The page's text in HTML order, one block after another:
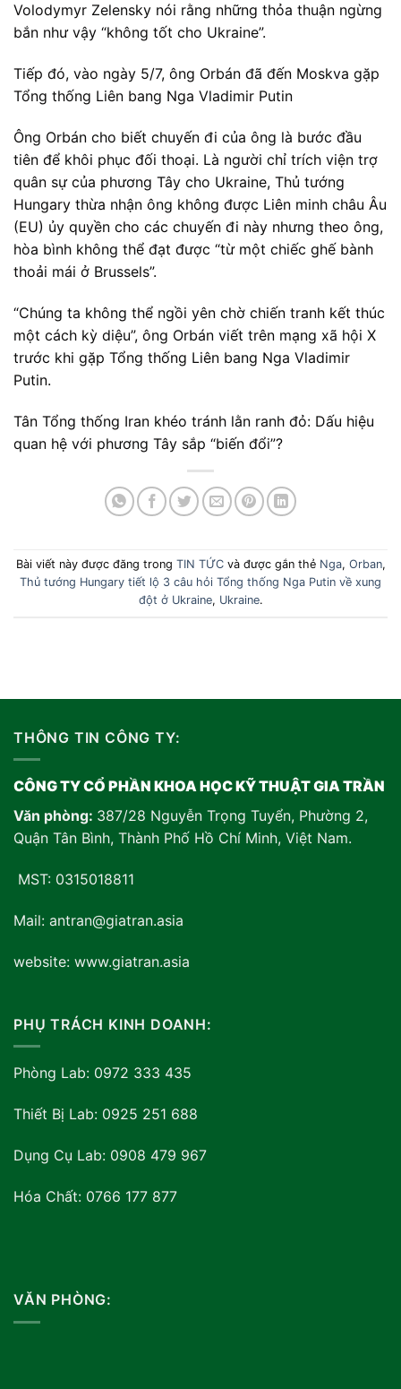
Volodymyr Zelensky nói rằng những thỏa thuận ngừng
bắn như vậy “không tốt cho Ukraine”.
Tiếp đó, vào ngày 5/7, ông Orbán đã đến Moskva gặp
Tổng thống Liên bang Nga Vladimir Putin
Ông Orbán cho biết chuyến đi của ông là bước đầu
tiên để khôi phục đối thoại. Là người chỉ trích viện trợ
quân sự của phương Tây cho Ukraine, Thủ tướng
Hungary thừa nhận ông không được Liên minh châu Âu
(EU) ủy quyền cho các chuyến đi này nhưng theo ông,
hòa bình không thể đạt được “từ một chiếc ghế bành
thoải mái ở Brussels”.
“Chúng ta không thể ngồi yên chờ chiến tranh kết thúc
một cách kỳ diệu”, ông Orbán viết trên mạng xã hội X
trước khi gặp Tổng thống Liên bang Nga Vladimir
Putin.
Tân Tổng thống Iran khéo tránh lằn ranh đỏ: Dấu hiệu
quan hệ với phương Tây sắp “biến đổi”?
Bài viết này được đăng trong TIN TỨCvà được gắn thẻ Nga, Orban,
Thủ tướng Hungary tiết lộ 3 câu hỏi Tổng thống Nga Putin về xung
đột ở Ukraine, Ukraine.
THÔNG TIN CÔNG TY:
CÔNG TY CỔ PHẦN KHOA HỌC KỸ THUẬT GIA TRẦN
Văn phòng: 387/28 Nguyễn Trọng Tuyển, Phường 2,
Quận Tân Bình, Thành Phố Hồ Chí Minh, Việt Nam.
MST: 0315018811
Mail: antran@giatran.asia
website: www.giatran.asia
PHỤ TRÁCH KINH DOANH:
Phòng Lab: 0972 333 435
Thiết Bị Lab: 0925 251 688
Dụng Cụ Lab: 0908 479 967
Hóa Chất: 0766 177 877
VĂN PHÒNG: